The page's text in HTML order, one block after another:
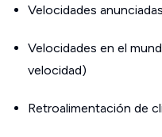
Velocidades anunciadas
Velocidades en el
velocidad)
Retroalimentación de